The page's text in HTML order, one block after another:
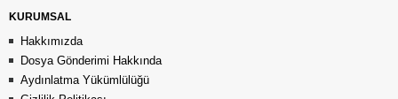
KURUMSAL
Hakkımızda
Dosya Gönderimi Hakkında
Aydınlatma Yükümlülüğü